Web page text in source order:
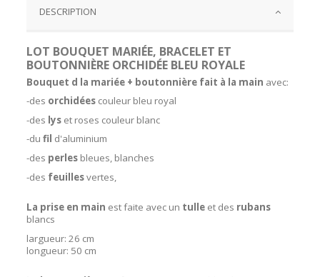
DESCRIPTION
LOT BOUQUET MARIÉE, BRACELET ET
BOUTONNIÈRE ORCHIDÉE BLEU ROYALE
Bouquet d la mariée + boutonnière fait à la main avec:
-des orchidées couleur bleu royal
-des lys et roses couleur blanc
-dufil d'aluminium
-des perles bleues, blanches
-des feuillesvertes,
La prise en main est faite avec un tulle et des rubans
blancs
largueur: 26 cm
longueur: 50 cm